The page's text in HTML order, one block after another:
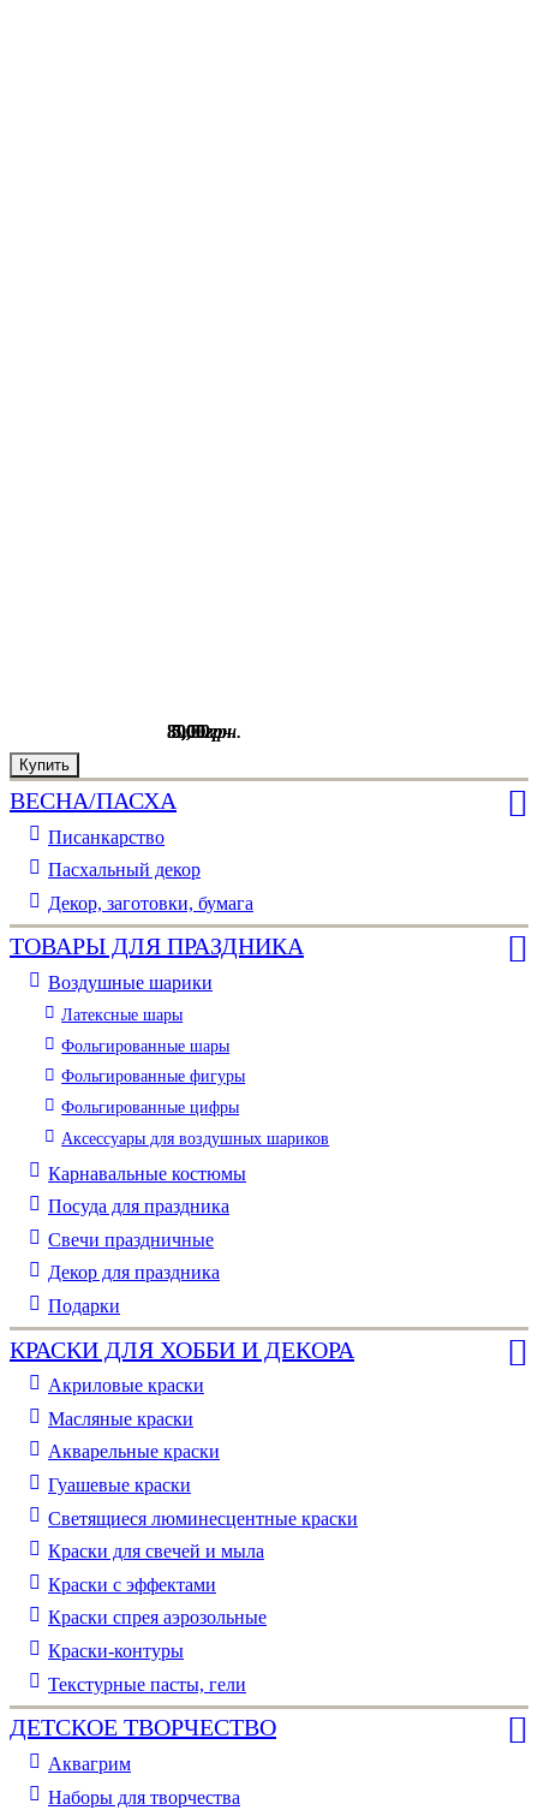
80,00грн.
Купить
30,00грн.
Купить
5,00грн.
Купить
5,00грн.
Купить
5,00грн.
Купить
5,00грн.
Купить
ВЕСНА/ПАСХА
Писанкарство
Пасхальный декор
Декор, заготовки, бумага
ТОВАРЫ ДЛЯ ПРАЗДНИКА
Воздушные шарики
Латексные шары
Фольгированные шары
Фольгированные фигуры
Фольгированные цифры
Аксессуары для воздушных шариков
Карнавальные костюмы
Посуда для праздника
Свечи праздничные
Декор для праздника
Подарки
КРАСКИ ДЛЯ ХОББИ И ДЕКОРА
Акриловые краски
Масляные краски
Акварельные краски
Гуашевые краски
Светящиеся люминесцентные краски
Краски для свечей и мыла
Краски с эффектами
Краски спрея аэрозольные
Краски-контуры
Текстурные пасты, гели
ДЕТСКОЕ ТВОРЧЕСТВО
Аквагрим
Наборы для творчества